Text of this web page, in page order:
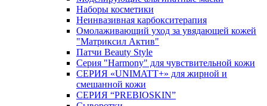
Наборы косметики
Неинвазивная карбокситерапия
Омолаживающий уход за увядающей кожей
"Матриксил Актив"
Патчи Beauty Style
Серия "Harmony" для чувствительной кожи
СЕРИЯ «UNIMATT+» для жирной и
смешанной кожи
СЕРИЯ “PREBIOSKIN”